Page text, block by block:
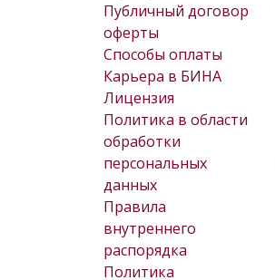
Публичный договор
оферты
Способы оплаты
Карьера в БИНА
Лицензия
Политика в области
обработки
персональных
данных
Правила
внутреннего
распорядка
Политика